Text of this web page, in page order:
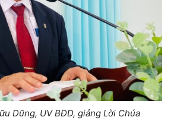
Dũng, UV BĐD, giảng Lời Chúa